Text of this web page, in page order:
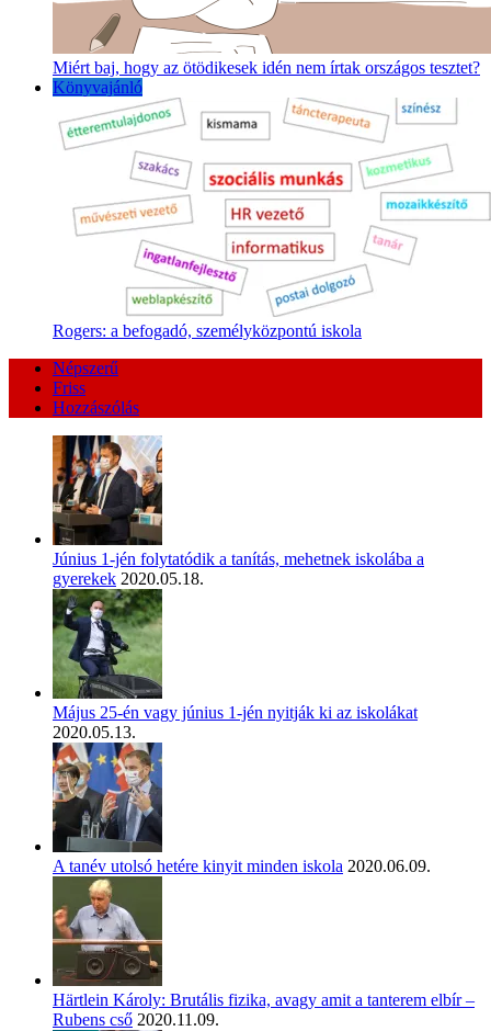
Miért baj, hogy az ötödikesek idén nem írtak országos tesztet?
Könyvajánló
Rogers: a befogadó, személyközpontú iskola
Népszerű
Friss
Hozzászólás
Június 1-jén folytatódik a tanítás, mehetnek iskolába a
gyerekek 2020.05.18.
Május 25-én vagy június 1-jén nyitják ki az iskolákat
2020.05.13.
A tanév utolsó hetére kinyit minden iskola 2020.06.09.
Härtlein Károly: Brutális fizika, avagy amit a tanterem elbír –
Rubens cső 2020.11.09.